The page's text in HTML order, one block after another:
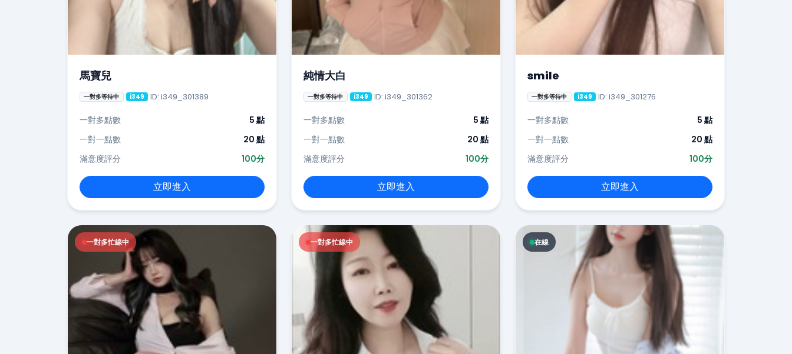
馬寶兒
一對多等待中 i349 ID: i349_301389
一對多點數
5 點
一對一點數
20 點
滿意度評分
100分
立即進入
純情大白
一對多等待中 i349 ID: i349_301362
一對多點數
5 點
一對一點數
20 點
滿意度評分
100分
立即進入
smile
一對多等待中 i349 ID: i349_301276
一對多點數
5 點
一對一點數
20 點
滿意度評分
100分
立即進入
一對多忙線中 一對多忙線中 在線